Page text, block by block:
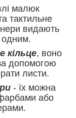
малюк
тактильне
видають
одним.
кільце, воно
допомогою
листи.
- їх можна
або